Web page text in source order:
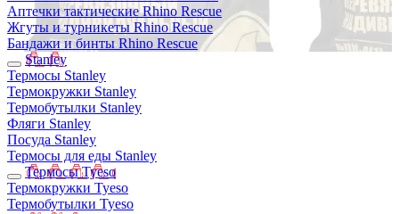
Аптечки тактические Rhino Rescue
Жгуты и турникеты Rhino Rescue
Бандажи и бинты Rhino Rescue
Stanley
Термосы Stanley
Термокружки Stanley
Термобутылки Stanley
Фляги Stanley
Посуда Stanley
Термосы для еды Stanley
Термосы Tyeso
Термокружки Tyeso
Термобутылки Tyeso